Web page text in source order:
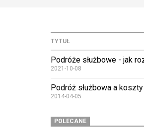
TYTUŁ
Podróże służbowe - jak
2021-10-08
Podróż służbowa a
2014-04-05
POLECANE